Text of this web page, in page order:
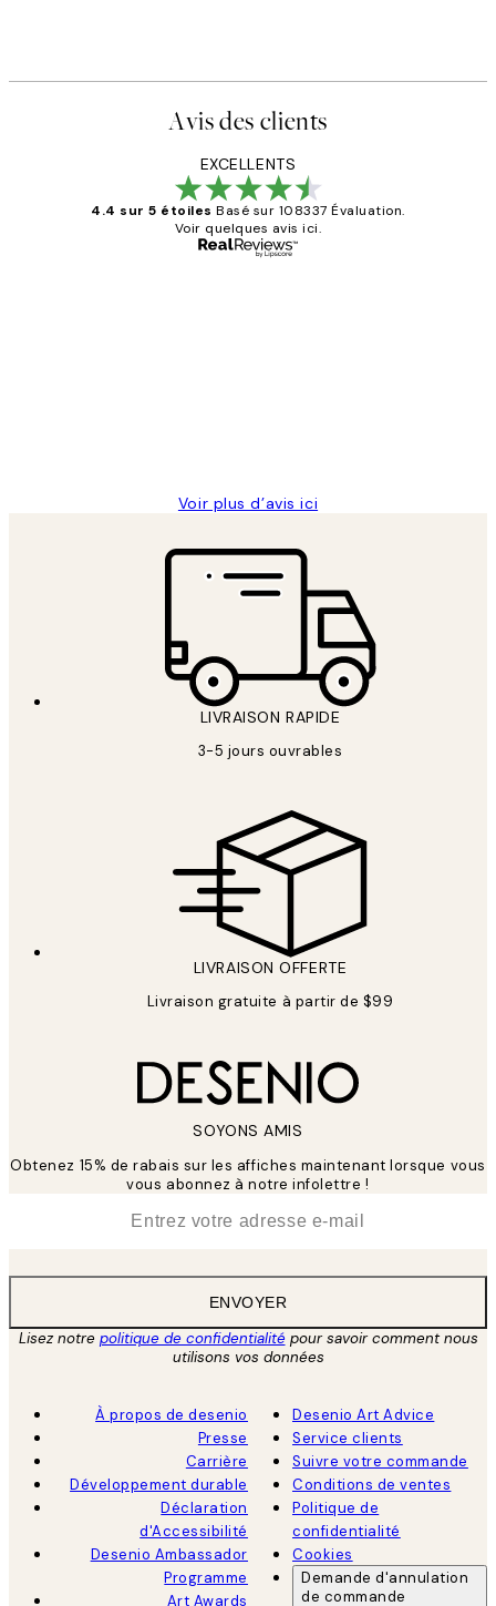
Avis des clients
EXCELLENTS
4.4 sur 5 étoiles Basé sur 108337 Évaluation.
Voir quelques avis ici.
Voir plus d’avis ici
LIVRAISON RAPIDE
3-5 jours ouvrables
LIVRAISON OFFERTE
Livraison gratuite à partir de $99
SOYONS AMIS
Obtenez 15% de rabais sur les affiches maintenant lorsque vous
vous abonnez à notre infolettre !
ENVOYER
Lisez notre politique de confidentialitépour savoir comment nous
utilisons vos données
À propos de desenio
Presse
Carrière
Développement durable
Déclaration
d'Accessibilité
Desenio Ambassador
Programme
Art Awards
Desenio Art Advice
Service clients
Suivre votre commande
Conditions de ventes
Politique de
confidentialité
Cookies
Demande d'annulation
de commande